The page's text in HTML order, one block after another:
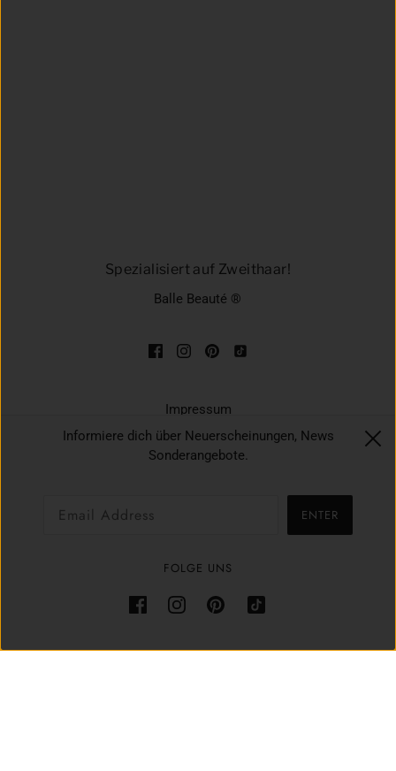
Spezialisiert auf Zweithaar!
Balle Beauté ®
Impressum
Datenschutz
AGB´s
Zahlungsarten & Versand
Rückerstattungsrichtlinie
Informiere dich über Neuerscheinungen, News
Sonderangebote.
ENTER
FOLGE UNS